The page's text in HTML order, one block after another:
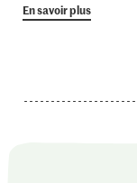
En savoir plus